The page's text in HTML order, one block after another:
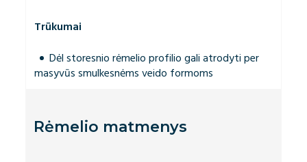
Trūkumai
Dėl storesnio rėmelio profilio gali atrodyti per
masyvūs smulkesnėms veido formoms
Rėmelio matmenys